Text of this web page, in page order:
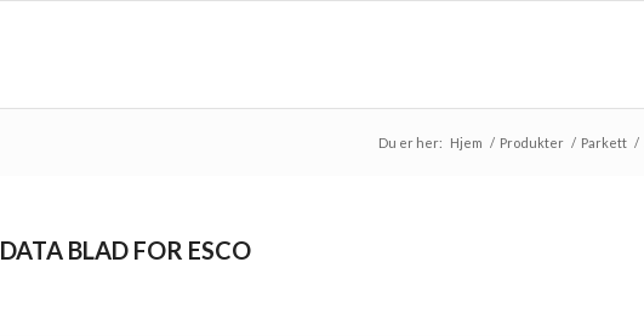
Du er her: Hjem / Produkter / Parkett /
DATA BLAD FOR ESCO